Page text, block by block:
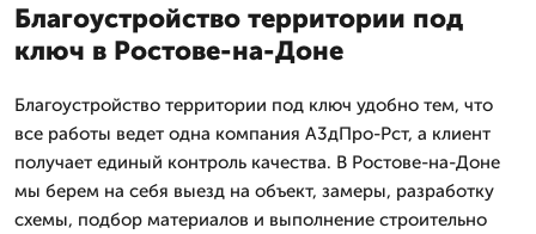
Благоустройство территории под
ключ в Ростове-на-Доне
Благоустройство территории под ключ удобно тем, что
все работы ведет одна компания А3дПро-Рст, а клиент
получает единый контроль качества. В Ростове-на-Доне
мы берем на себя выезд на объект, замеры, разработку
схемы, подбор материалов и выполнение строительно